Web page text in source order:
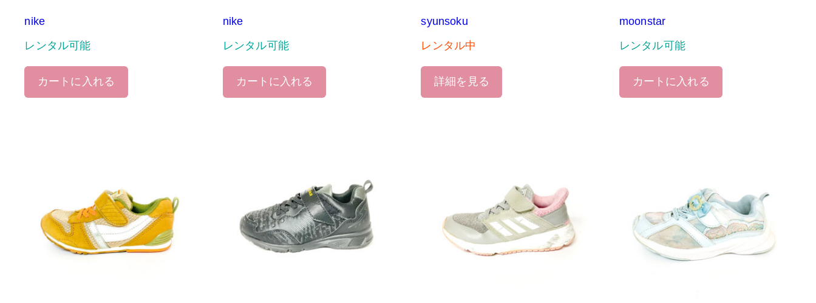
nike
レンタル可能
カートに入れる
nike
レンタル可能
カートに入れる
syunsoku
レンタル中
詳細を見る
moonstar
レンタル可能
カートに入れる